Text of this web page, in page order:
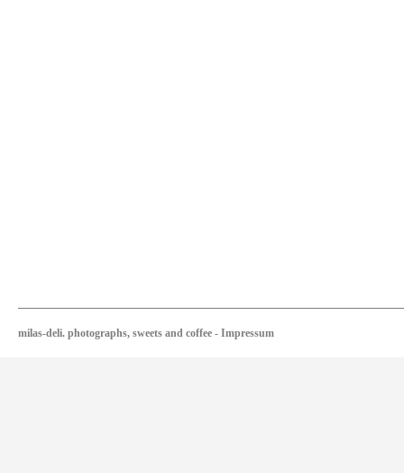
milas-deli. photographs, sweets and coffee - Impressum